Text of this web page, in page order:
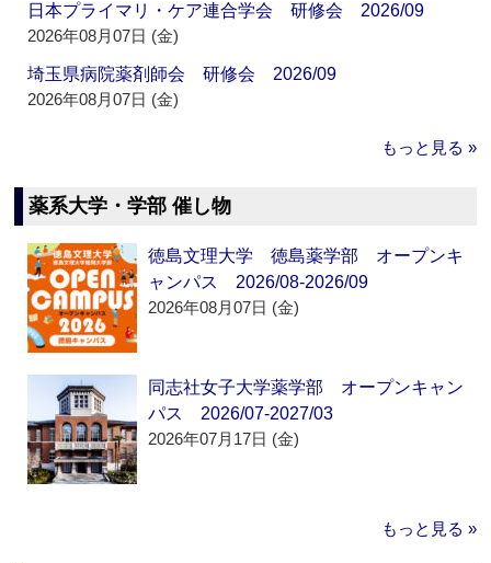
日本プライマリ・ケア連合学会 研修会 2026/09
2026年08月07日 (金)
埼玉県病院薬剤師会 研修会 2026/09
2026年08月07日 (金)
もっと見る »
薬系大学・学部 催し物
徳島文理大学 徳島薬学部 オープンキ
ャンパス 2026/08-2026/09
2026年08月07日 (金)
同志社女子大学薬学部 オープンキャン
パス 2026/07-2027/03
2026年07月17日 (金)
もっと見る »